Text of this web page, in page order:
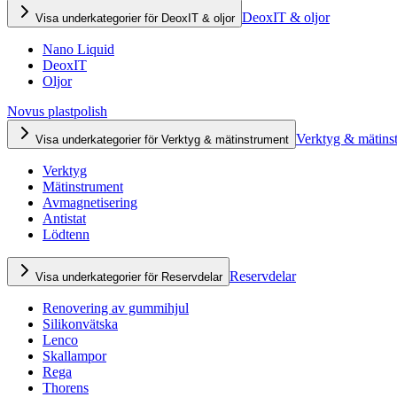
Visa underkategorier för DeoxIT & oljor DeoxIT & oljor
Nano Liquid
DeoxIT
Oljor
Novus plastpolish
Visa underkategorier för Verktyg & mätinstrument Verktyg &
Verktyg
Mätinstrument
Avmagnetisering
Antistat
Lödtenn
Visa underkategorier för Reservdelar Reservdelar
Renovering av gummihjul
Silikonvätska
Lenco
Skallampor
Rega
Thorens